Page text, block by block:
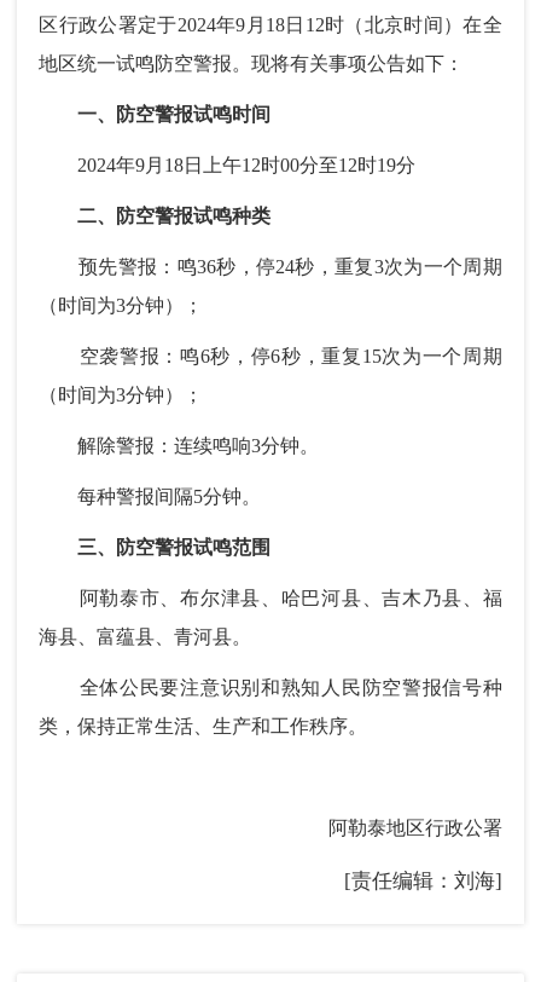
区行政公署定于2024年9月18日12时（北京时间）在全
地区统一试鸣防空警报。现将有关事项公告如下：
一、防空警报试鸣时间
2024年9月18日上午12时00分至12时19分
二、防空警报试鸣种类
预先警报：鸣36秒，停24秒，重复3次为一个周期
（时间为3分钟）；
空袭警报：鸣6秒，停6秒，重复15次为一个周期
（时间为3分钟）；
解除警报：连续鸣响3分钟。
每种警报间隔5分钟。
三、防空警报试鸣范围
阿勒泰市、布尔津县、哈巴河县、吉木乃县、福
海县、富蕴县、青河县。
全体公民要注意识别和熟知人民防空警报信号种
类，保持正常生活、生产和工作秩序。
阿勒泰地区行政公署
[责任编辑：刘海]